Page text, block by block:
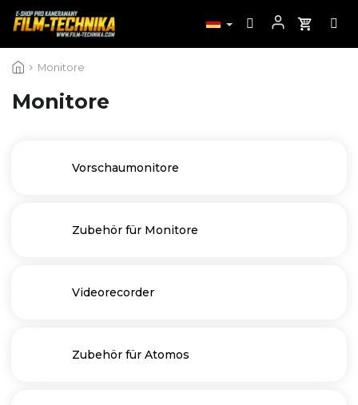
Inhalt Monitore
Monitore
Vorschaumonitore
Zubehör für Monitore
Videorecorder
Zubehör für Atomos